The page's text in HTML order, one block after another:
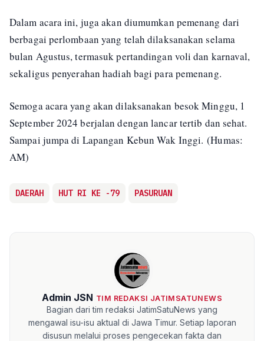
Dalam acara ini, juga akan diumumkan pemenang dari
berbagai perlombaan yang telah dilaksanakan selama
bulan Agustus, termasuk pertandingan voli dan karnaval,
sekaligus penyerahan hadiah bagi para pemenang.
Semoga acara yang akan dilaksanakan besok Minggu, 1
September 2024 berjalan dengan lancar tertib dan sehat.
Sampai jumpa di Lapangan Kebun Wak Inggi. (Humas:
AM)
DAERAH HUT RI KE -79 PASURUAN
Admin JSN TIM REDAKSI JATIMSATUNEWS
Bagian dari tim redaksi JatimSatuNews yang
mengawal isu-isu aktual di Jawa Timur. Setiap laporan
disusun melalui proses pengecekan fakta dan